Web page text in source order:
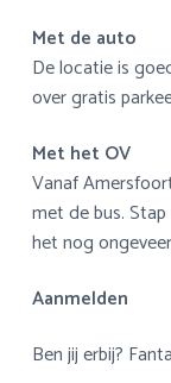
Met de auto
De locatie is
over gratis
Met het OV
Vanaf
met de bus.
het nog
Aanmelden
Ben jij erbij?